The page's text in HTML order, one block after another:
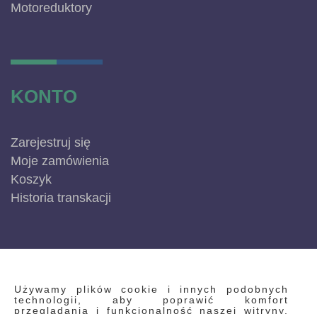
Używamy plików cookie i innych podobnych
technologii, aby poprawić komfort
przeglądania i funkcjonalność naszej witryny.
Motoreduktory
KONTO
Zarejestruj się
Moje zamówienia
Koszyk
Historia transkacji
INFORMACJE